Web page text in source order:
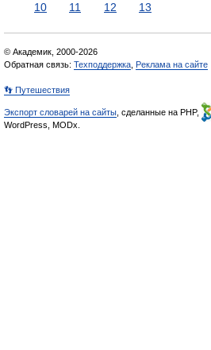
10
11 12 13
© Академик, 2000-2026
Обратная связь: Техподдержка Реклама на сайте
👣 Путешествия
Экспорт словарей на сайты , сделанные на PHP,
WordPress, MODx.